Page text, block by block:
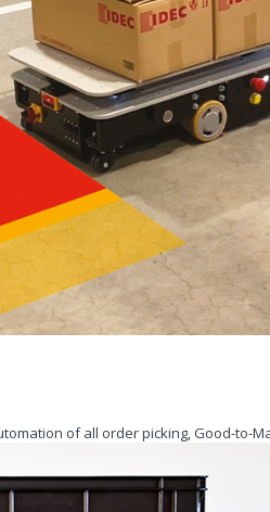
of all order picking, Good-